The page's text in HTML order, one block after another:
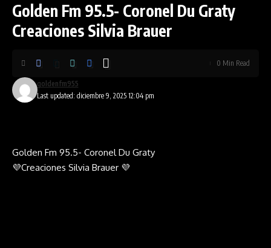
Golden Fm 95.5- Coronel Du Graty
Creaciones Silvia Brauer
Last updated: diciembre 9, 2025 12:04 pm
goldenfm955
0 Min Read
Golden Fm 95.5- Coronel Du Graty
💜Creaciones Silvia Brauer 💜